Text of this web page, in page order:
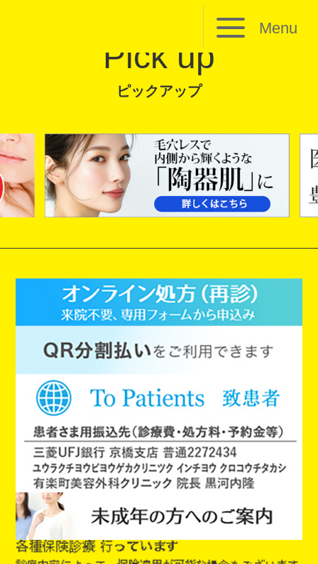
Menu
Pick up
ピックアップ